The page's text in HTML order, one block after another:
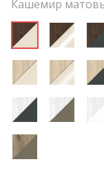
Кашемир